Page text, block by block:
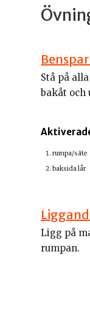
Stå på
bakåt och
rumpa/säte
baksida lår
Ligg på
rumpan.